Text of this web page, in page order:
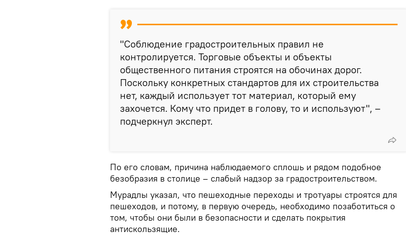
"Соблюдение градостроительных правил не
контролируется. Торговые объекты и объекты
общественного питания строятся на обочинах дорог.
Поскольку конкретных стандартов для их строительства
нет, каждый использует тот материал, который ему
захочется. Кому что придет в голову, то и используют", –
подчеркнул эксперт.
По его словам, причина наблюдаемого сплошь и рядом подобное
безобразия в столице – слабый надзор за градостроительством.
Мурадлы указал, что пешеходные переходы и тротуары строятся для
пешеходов, и потому, в первую очередь, необходимо позаботиться о
том, чтобы они были в безопасности и сделать покрытия
антискользящие.